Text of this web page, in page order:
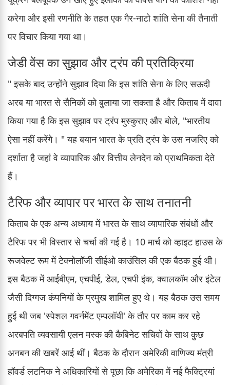
करेगा और इसी रणनीति के तहत एक गैर-नाटो शांति सेना की तैनाती
पर विचार किया गया था।
जेडी वेंस का सुझाव और ट्रंप की प्रतिक्रिया
" इसके बाद उन्होंने सुझाव दिया कि इस शांति सेना के लिए सऊदी
अरब या भारत से सैनिकों को बुलाया जा सकता है और किताब में दावा
किया गया है कि इस सुझाव पर ट्रंप मुस्कुराए और बोले, "भारतीय
ऐसा नहीं करेंगे। " यह बयान भारत के प्रति ट्रंप के उस नजरिए को
दर्शाता है जहां वे व्यापारिक और वित्तीय लेनदेन को प्राथमिकता देते
हैं।
टैरिफ और व्यापार पर भारत के साथ तनातनी
किताब के एक अन्य अध्याय में भारत के साथ व्यापारिक संबंधों और
टैरिफ पर भी विस्तार से चर्चा की गई है। 10 मार्च को व्हाइट हाउस के
रूजवेल्ट रूम में टेक्नोलॉजी सीईओ काउंसिल की एक बैठक हुई थी।
इस बैठक में आईबीएम, एचपीई, डेल, एचपी इंक, क्वालकॉम और इंटेल
जैसी दिग्गज कंपनियों के प्रमुख शामिल हुए थे। यह बैठक उस समय
हुई थी जब 'स्पेशल गवर्नमेंट एम्पलॉयी' के तौर पर काम कर रहे
अरबपति व्यवसायी एलन मस्क की कैबिनेट सचिवों के साथ कुछ
अनबन की खबरें आई थीं। बैठक के दौरान अमेरिकी वाणिज्य मंत्री
हॉवर्ड लटनिक ने अधिकारियों से पूछा कि अमेरिका में नई फैक्ट्रियां